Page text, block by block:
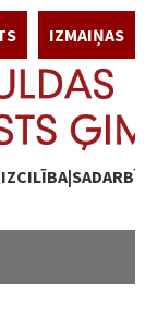
IZMAIŅAS